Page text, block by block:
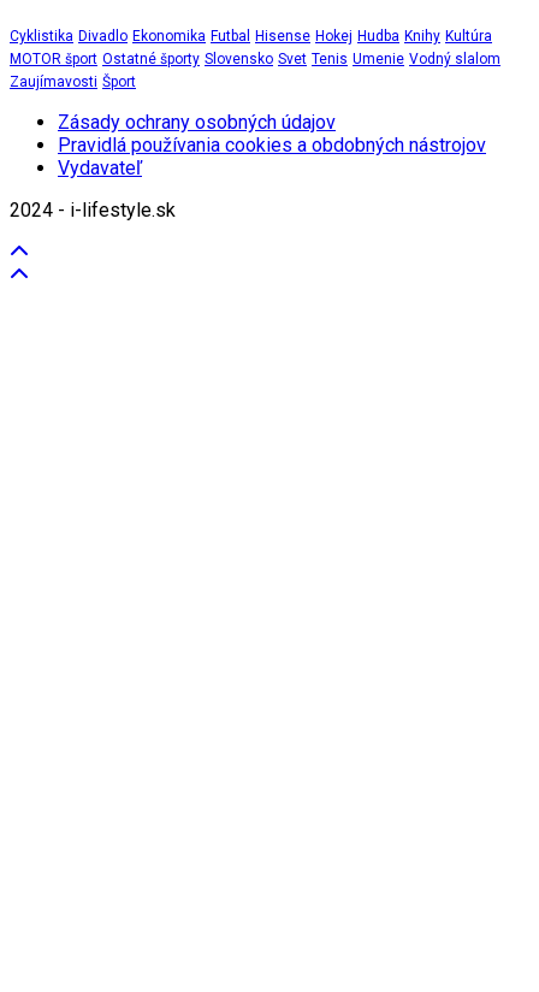
Cyklistika Divadlo Ekonomika Futbal Hisense Hokej Hudba Knihy Kultúra
MOTOR šport Ostatné športy Slovensko Svet Tenis Umenie Vodný slalom
Zaujímavosti Šport
Zásady ochrany osobných údajov
Pravidlá používania cookies a obdobných nástrojov
Vydavateľ
2024 - i-lifestyle.sk